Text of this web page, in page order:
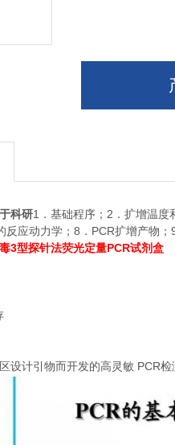
科研1 ．基础程序； 2 ．扩增温度
反应动力学； 8 ． PCR扩增产物；
3型探针法荧光定量PCR试剂盒
设计引物而开发的高灵敏 PCR检